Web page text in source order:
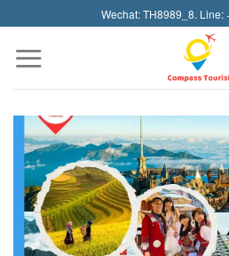
to
content
Wechat: TH8989_8. Line: